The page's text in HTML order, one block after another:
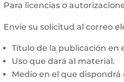
Para licencias o
Envíe su solicitud al correo
Título de la publicación en
Uso que dará al material.
Medio en el que